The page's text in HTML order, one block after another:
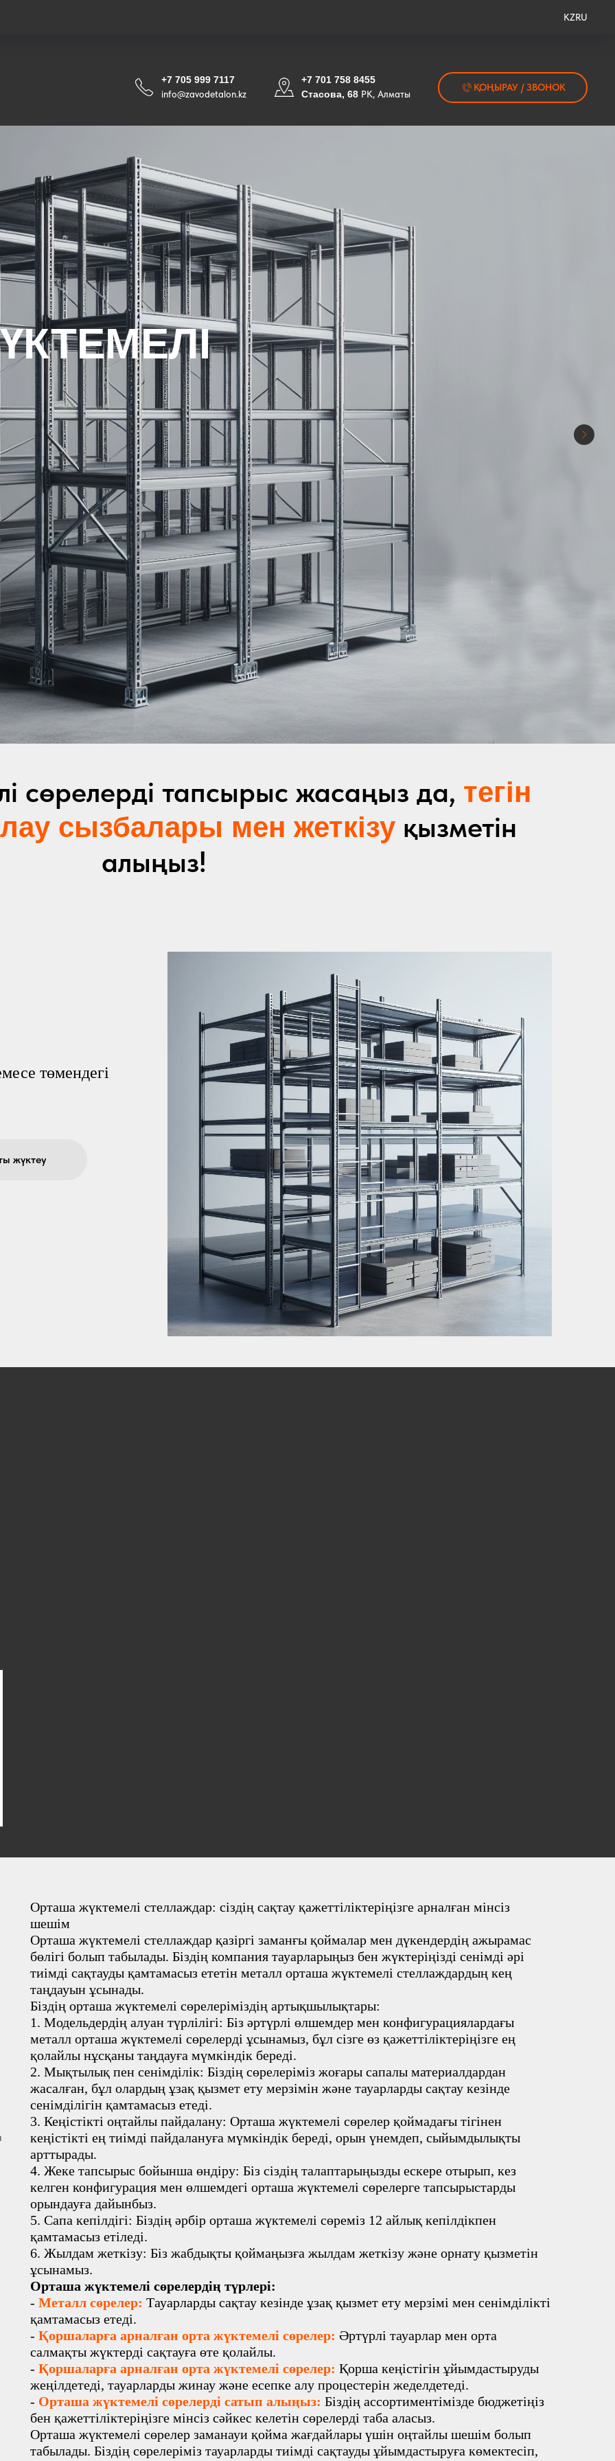
KZRU
+7 705 999 7117
info@zavodetalon.kz
+7 701 758 8455
Стасова, 68 РК, Алматы
ҚОҢЫРАУ / ЗВОНОК
сөрелерді тапсырыс жасаңыз да, тегін
сызбалары мен жеткізуқызметін
алыңыз!
төмендегі
жүктеу
Орташа жүктемелі стеллаждар: сіздің сақтау қажеттіліктеріңізге арналған мінсіз
шешім
Орташа жүктемелі стеллаждар қазіргі заманғы қоймалар мен дүкендердің ажырамас
бөлігі болып табылады. Біздің компания тауарларыңыз бен жүктеріңізді сенімді әрі
тиімді сақтауды қамтамасыз ететін металл орташа жүктемелі стеллаждардың кең
таңдауын ұсынады.
Біздің орташа жүктемелі сөрелеріміздің артықшылықтары:
1. Модельдердің алуан түрлілігі: Біз әртүрлі өлшемдер мен конфигурациялардағы
металл орташа жүктемелі сөрелерді ұсынамыз, бұл сізге өз қажеттіліктеріңізге ең
қолайлы нұсқаны таңдауға мүмкіндік береді.
2. Мықтылық пен сенімділік: Біздің сөрелеріміз жоғары сапалы материалдардан
жасалған, бұл олардың ұзақ қызмет ету мерзімін және тауарларды сақтау кезінде
сенімділігін қамтамасыз етеді.
3. Кеңістікті оңтайлы пайдалану: Орташа жүктемелі сөрелер қоймадағы тігінен
кеңістікті ең тиімді пайдалануға мүмкіндік береді, орын үнемдеп, сыйымдылықты
арттырады.
4. Жеке тапсырыс бойынша өндіру: Біз сіздің талаптарыңызды ескере отырып, кез
келген конфигурация мен өлшемдегі орташа жүктемелі сөрелерге тапсырыстарды
орындауға дайынбыз.
5. Сапа кепілдігі: Біздің әрбір орташа жүктемелі сөреміз 12 айлық кепілдікпен
қамтамасыз етіледі.
6. Жылдам жеткізу: Біз жабдықты қоймаңызға жылдам жеткізу және орнату қызметін
ұсынамыз.
Орташа жүктемелі сөрелердің түрлері:
- Металл сөрелер: Тауарларды сақтау кезінде ұзақ қызмет ету мерзімі мен сенімділікті
қамтамасыз етеді.
- Қоршаларға арналған орта жүктемелі сөрелер: Әртүрлі тауарлар мен орта
салмақты жүктерді сақтауға өте қолайлы.
- Қоршаларға арналған орта жүктемелі сөрелер: Қорша кеңістігін ұйымдастыруды
жеңілдетеді, тауарларды жинау және есепке алу процестерін жеделдетеді.
- Орташа жүктемелі сөрелерді сатып алыңыз: Біздің ассортиментімізде бюджетіңіз
бен қажеттіліктеріңізге мінсіз сәйкес келетін сөрелерді таба аласыз.
Орташа жүктемелі сөрелер заманауи қойма жағдайлары үшін оңтайлы шешім болып
табылады. Біздің сөрелеріміз тауарларды тиімді сақтауды ұйымдастыруға көмектесіп,